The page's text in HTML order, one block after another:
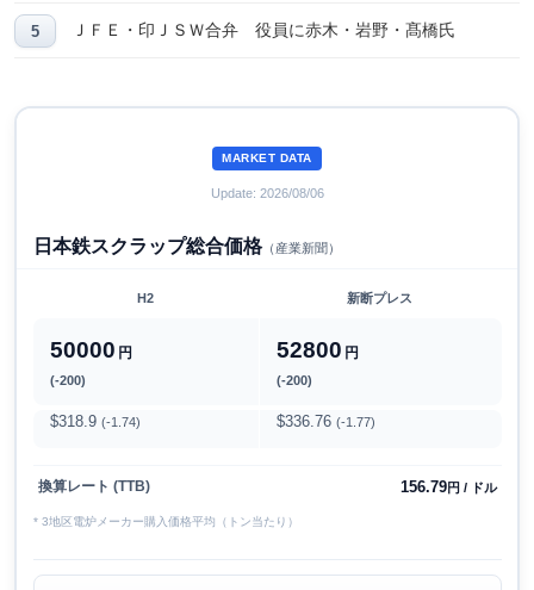
ＪＦＥ・印ＪＳＷ合弁 役員に赤木・岩野・髙橋氏
MARKET DATA
Update: 2026/08/06
日本鉄スクラップ総合価格（産業新聞）
H2 新断プレス
50000 円
(-200)
52800 円
(-200)
$318.9 (-1.74) $336.76 (-1.77)
換算レート (TTB) 156.79円 / ドル
* 3地区電炉メーカー購入価格平均（トン当たり）